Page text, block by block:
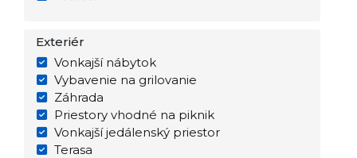
Exteriér
Vonkajší nábytok
Vybavenie na grilovanie
Záhrada
Priestory vhodné na piknik
Vonkajší jedálenský priestor
Terasa